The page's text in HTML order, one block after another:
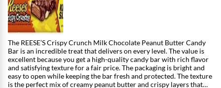
The REESE’S Crispy Crunch Milk Chocolate Peanut Butter Candy
Bar is an incredible treat that delivers on every level. The value is
excellent because you get a high-quality candy bar with rich flavor
and satisfying texture for a fair price. The packaging is bright and
easy to open while keeping the bar fresh and protected. The texture
is the perfect mix of creamy peanut butter and crispy layers that